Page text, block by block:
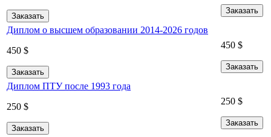
Заказать
Заказать
Диплом о высшем образовании 2014-2026 годов
450 $
Заказать
450 $
Заказать
Диплом ПТУ после 1993 года
250 $
Заказать
250 $
Заказать